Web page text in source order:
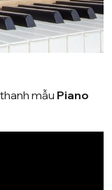
mẫu Piano